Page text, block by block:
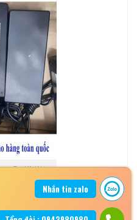
Tại Hà Nội
Nhắn tin zalo